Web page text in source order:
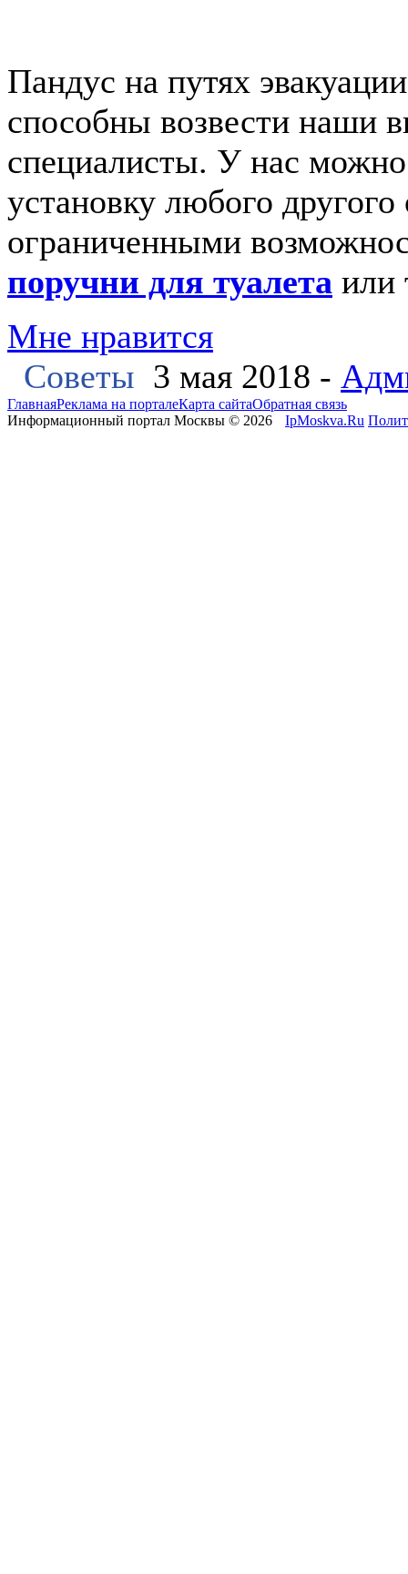
Пандус на путях
способны возвести наши
специалисты. У нас можно
установку любого
ограниченными
поручни для туалета или
Мне нравится
Советы 3 мая 2018 -
ГлавнаяРеклама на порталеКарта сайтаОбратная связь
Информационный портал Москвы © 2026
IpMoskva.Ru